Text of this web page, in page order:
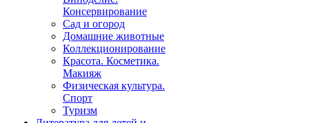
Консервирование
Сад и огород
Домашние животные
Коллекционирование
Красота. Косметика.
Макияж
Физическая культура.
Спорт
Туризм